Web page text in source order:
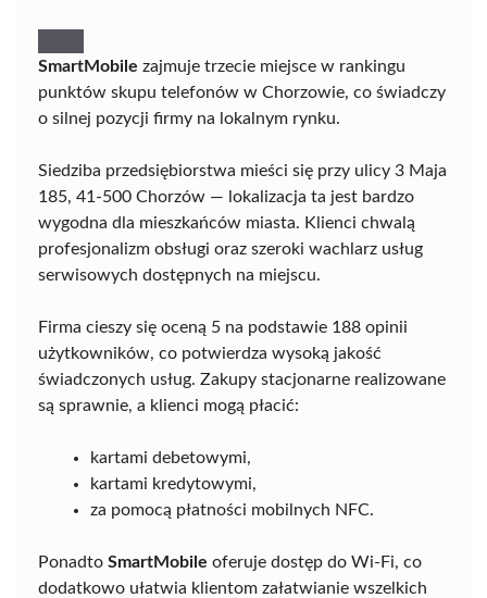
SmartMobile zajmuje trzecie miejsce w rankingu
punktów skupu telefonów w Chorzowie, co świadczy
o silnej pozycji firmy na lokalnym rynku.
Siedziba przedsiębiorstwa mieści się przy ulicy 3 Maja
185, 41-500 Chorzów — lokalizacja ta jest bardzo
wygodna dla mieszkańców miasta. Klienci chwalą
profesjonalizm obsługi oraz szeroki wachlarz usług
serwisowych dostępnych na miejscu.
Firma cieszy się oceną 5 na podstawie 188 opinii
użytkowników, co potwierdza wysoką jakość
świadczonych usług. Zakupy stacjonarne realizowane
są sprawnie, a klienci mogą płacić:
kartami debetowymi,
kartami kredytowymi,
za pomocą płatności mobilnych NFC.
Ponadto SmartMobile oferuje dostęp do Wi-Fi, co
dodatkowo ułatwia klientom załatwianie wszelkich